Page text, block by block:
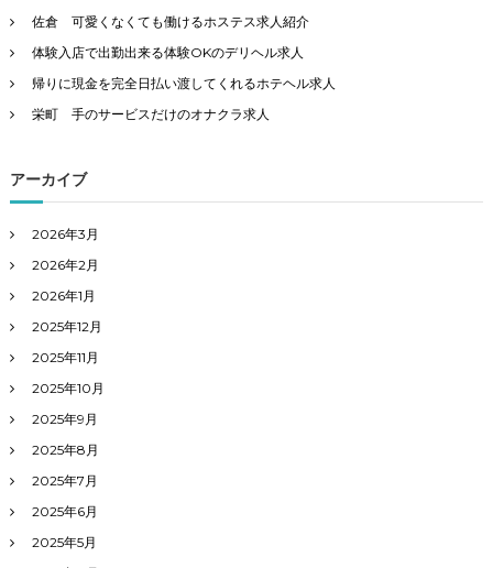
佐倉 可愛くなくても働けるホステス求人紹介
体験入店で出勤出来る体験OKのデリヘル求人
帰りに現金を完全日払い渡してくれるホテヘル求人
栄町 手のサービスだけのオナクラ求人
アーカイブ
2026年3月
2026年2月
2026年1月
2025年12月
2025年11月
2025年10月
2025年9月
2025年8月
2025年7月
2025年6月
2025年5月